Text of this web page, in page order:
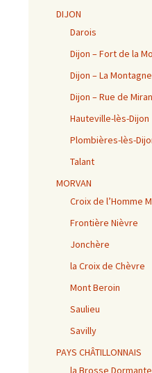
DIJON
Darois
Dijon – Fort de la
Dijon – La Montagne
Dijon – Rue de
Hauteville-lès-Dijon
Plombières-lès-
Talant
MORVAN
Croix de l’Homme
Frontière Nièvre
Jonchère
la Croix de Chèvre
Mont Beroin
Saulieu
Savilly
PAYS CHÂTILLONNAIS
la Brosse Dormante